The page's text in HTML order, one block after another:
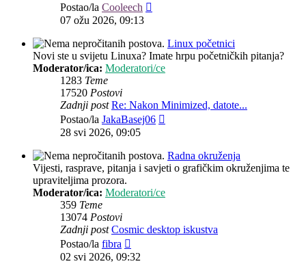
Postao/la Cooleech
07 ožu 2026, 09:13
Linux početnici
Novi ste u svijetu Linuxa? Imate hrpu početničkih pitanja?
Moderator/ica: Moderatori/ce
1283 Teme
17520 Postovi
Zadnji post Re: Nakon Minimized, datote...
Postao/la JakaBasej06
28 svi 2026, 09:05
Radna okruženja
Vijesti, rasprave, pitanja i savjeti o grafičkim okruženjima te
upraviteljima prozora.
Moderator/ica: Moderatori/ce
359 Teme
13074 Postovi
Zadnji post Cosmic desktop iskustva
Postao/la fibra
post
02 svi 2026, 09:32